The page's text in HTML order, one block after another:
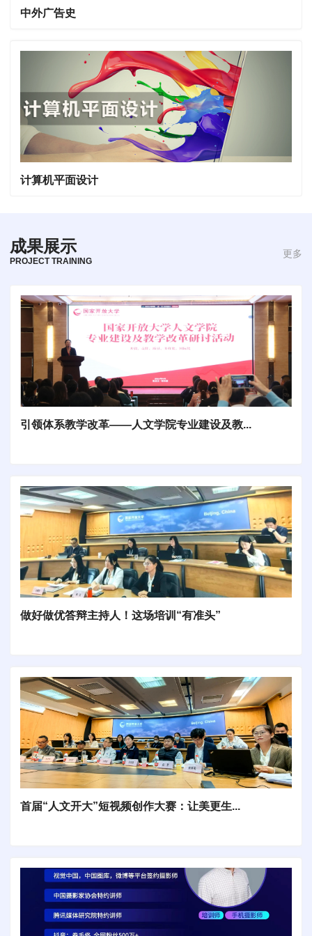
中外广告史
计算机平面设计
成果展示
PROJECT TRAINING
更多
引领体系教学改革——人文学院专业建设及教...
做好做优答辩主持人！这场培训“有准头”
首届“人文开大”短视频创作大赛：让美更生...